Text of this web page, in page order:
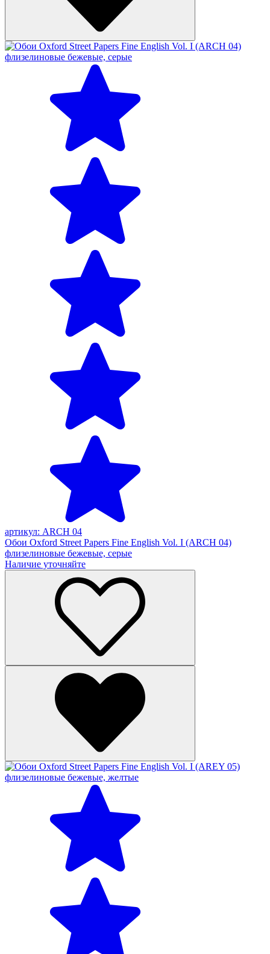
артикул: ARCH 04
Обои Oxford Street Papers Fine English Vol. I (ARCH 04)
флизелиновые бежевые, серые
Наличие уточняйте